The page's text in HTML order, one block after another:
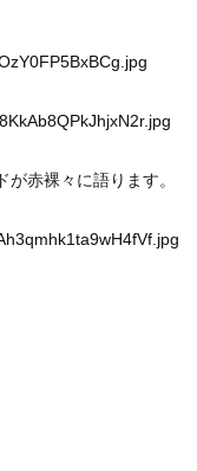
赤裸々に語ります。